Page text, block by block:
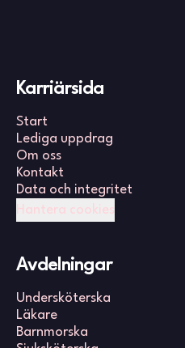
Karriärsida
Start
Lediga uppdrag
Om oss
Kontakt
Data och integritet
Hantera cookies
Avdelningar
Undersköterska
Läkare
Barnmorska